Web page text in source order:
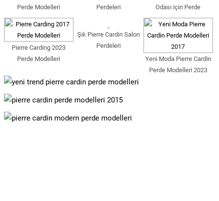
Perde Modelleri
Perdeleri
Odası için Perde
Pierre Carding 2023
Perde Modelleri
Şık Pierre Cardin Salon
Perdeleri
Yeni Moda Pierre Cardin
Perde Modelleri 2023